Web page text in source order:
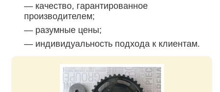
— качество, гарантированное
производителем;
— разумные цены;
— индивидуальность подхода к клиентам.